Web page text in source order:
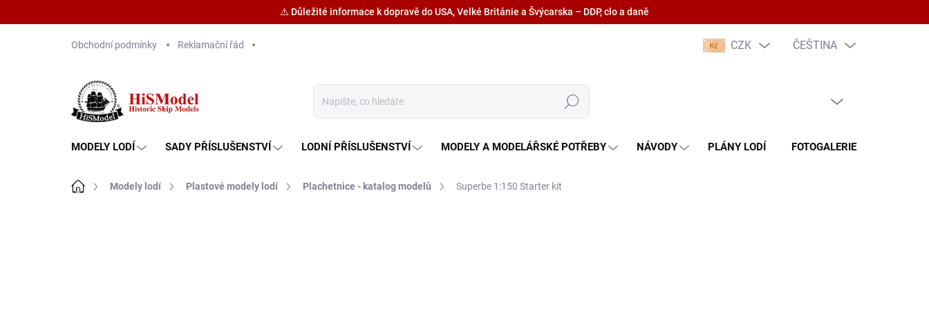
Obchodní podmínky Reklamační řád CZK ČEŠTINA
Hledat
MODELY LODÍ SADY PŘÍSLUŠENSTVÍ LODNÍ PŘÍSLUŠENSTVÍ MODELY A MODELÁŘSKÉ POTŘEBY NÁVODY PLÁNY LODÍ FOTOGALERIE
Domů Modely lodí Plastové modely lodí Plachetnice - katalog modelů Superbe 1:150 Starter kit
⚠️ Důležité informace k dopravě do USA, Velké Británie a Švýcarska – DDP, clo a daně